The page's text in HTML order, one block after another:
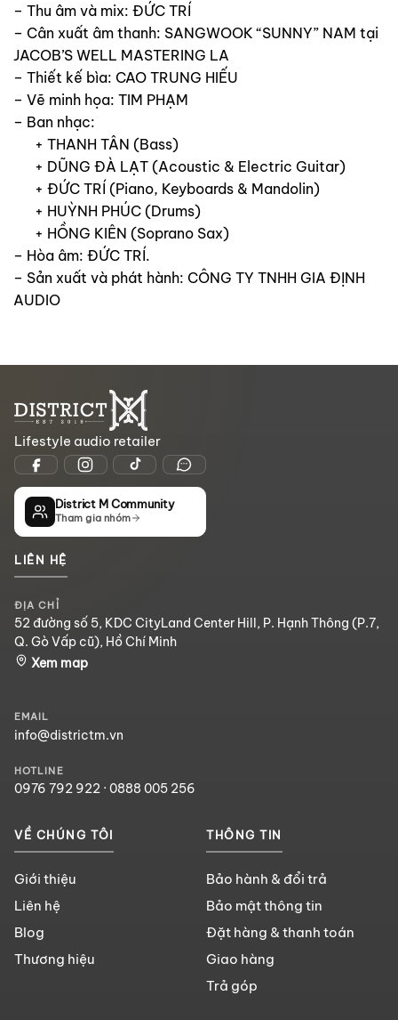
– Thu âm và mix: ĐỨC TRÍ
– Cân xuất âm thanh: SANGWOOK “SUNNY” NAM tại
JACOB’S WELL MASTERING LA
– Thiết kế bìa: CAO TRUNG HIẾU
– Vẽ minh họa: TIM PHẠM
– Ban nhạc:
+ THANH TÂN (Bass)
+ DŨNG ĐÀ LẠT (Acoustic & Electric Guitar)
+ ĐỨC TRÍ (Piano, Keyboards & Mandolin)
+ HUỲNH PHÚC (Drums)
+ HỒNG KIÊN (Soprano Sax)
– Hòa âm: ĐỨC TRÍ.
– Sản xuất và phát hành: CÔNG TY TNHH GIA ĐỊNH
AUDIO
Lifestyle audio retailer
District M Community
Tham gia nhóm
LIÊN HỆ
ĐỊA CHỈ
52 đường số 5, KDC CityLand Center Hill, P. Hạnh Thông (P.7,
Q. Gò Vấp cũ), Hồ Chí Minh
Xem map
EMAIL
info@districtm.vn
HOTLINE
0976 792 922 · 0888 005 256
VỀ CHÚNG TÔI
Giới thiệu
Liên hệ
Blog
Thương hiệu
THÔNG TIN
Bảo hành & đổi trả
Bảo mật thông tin
Đặt hàng & thanh toán
Giao hàng
Trả góp